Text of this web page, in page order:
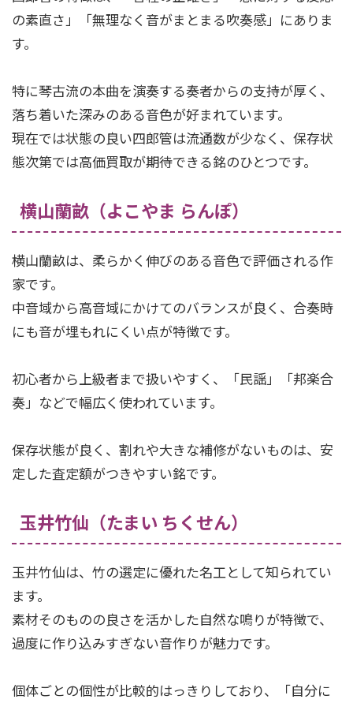
の素直さ」「無理なく音がまとまる吹奏感」にありま
す。
特に琴古流の本曲を演奏する奏者からの支持が厚く、
落ち着いた深みのある音色が好まれています。
現在では状態の良い四郎管は流通数が少なく、保存状
態次第では高価買取が期待できる銘のひとつです。
横山蘭畝（よこやま らんぽ）
横山蘭畝は、柔らかく伸びのある音色で評価される作
家です。
中音域から高音域にかけてのバランスが良く、合奏時
にも音が埋もれにくい点が特徴です。
初心者から上級者まで扱いやすく、「民謡」「邦楽合
奏」などで幅広く使われています。
保存状態が良く、割れや大きな補修がないものは、安
定した査定額がつきやすい銘です。
玉井竹仙（たまい ちくせん）
玉井竹仙は、竹の選定に優れた名工として知られてい
ます。
素材そのものの良さを活かした自然な鳴りが特徴で、
過度に作り込みすぎない音作りが魅力です。
個体ごとの個性が比較的はっきりしており、「自分に